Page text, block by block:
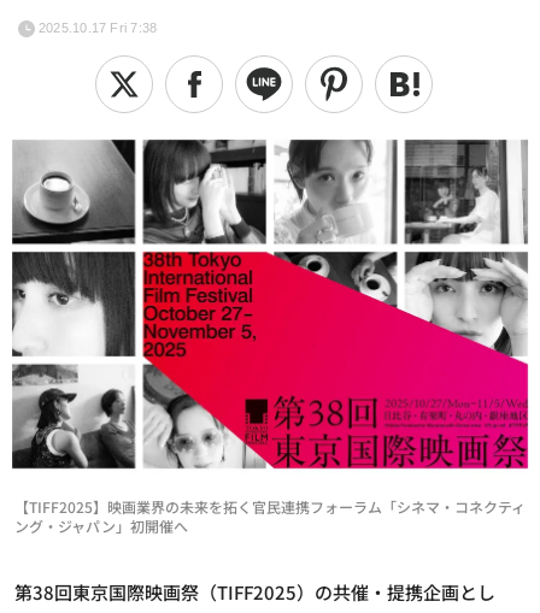
2025.10.17 Fri 7:38
【TIFF2025】映画業界の未来を拓く官民連携フォーラム「シネマ・コネクティ
ング・ジャパン」初開催へ
第38回東京国際映画祭（TIFF2025）の共催・提携企画とし